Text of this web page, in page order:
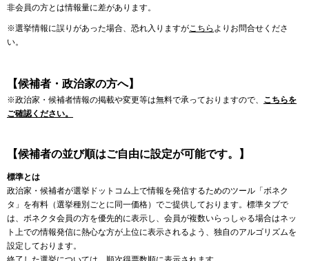
非会員の方とは情報量に差があります。
※選挙情報に誤りがあった場合、恐れ入りますがこちら よりお問合せくださ
い。
【候補者・政治家の方へ】
※政治家・候補者情報の掲載や変更等は無料で承っておりますので、 こちらを
ご確認ください。
【候補者の並び順はご自由に設定が可能です。】
標準とは
政治家・候補者が選挙ドットコム上で情報を発信するためのツール「ボネク
タ」を有料（選挙種別ごとに同一価格）でご提供しております。標準タブで
は、ボネクタ会員の方を優先的に表示し、会員が複数いらっしゃる場合はネッ
ト上での情報発信に熱心な方が上位に表示されるよう、独自のアルゴリズムを
設定しております。